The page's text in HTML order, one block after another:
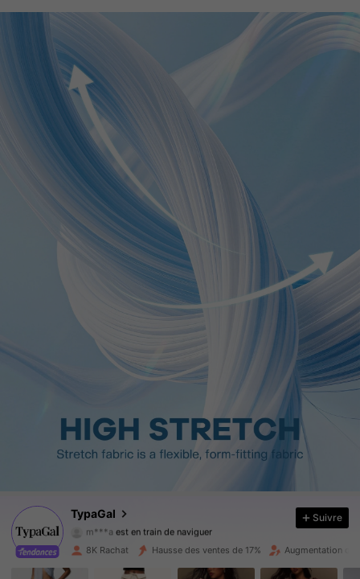
TypaGal
4.85 67K Suiveurs
4.85 67K Suiveurs
m***aest en train de naviguer
4.85
67K Suiveurs
67K Suiveurs
Suivre
8K Rachat Hausse des ventes de 17% Augmentation du